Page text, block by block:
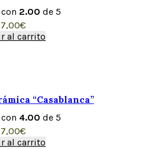
2.00 de 5
€
al carrito
“Casablanca”
4.00 de 5
€
al carrito